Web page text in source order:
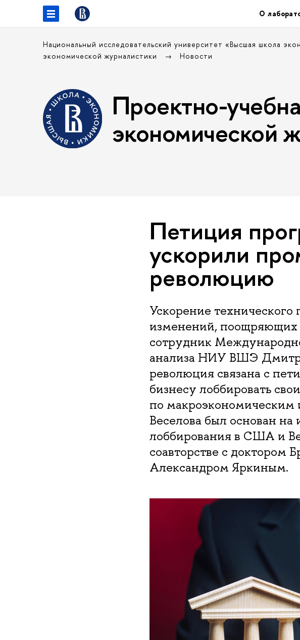
О
Национальный исследовательский университет «Высшая школа
экономической журналистики
Новости
Проектно-
экономической
Петиция
ускорили
революцию
Ускорение технического
изменений, поощряющих
сотрудник
анализа НИУ ВШЭ
революция связана с
бизнесу лоббировать
по
Веселова был основан
лоббирования в США и
соавторстве с доктором
Александром Яркиным.